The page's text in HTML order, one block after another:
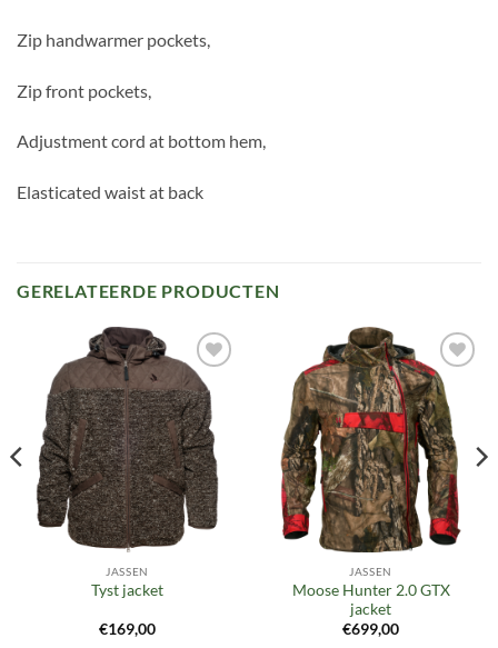
Zip handwarmer pockets,
Zip front pockets,
Adjustment cord at bottom hem,
Elasticated waist at back
GERELATEERDE PRODUCTEN
Toevoegen
aan
verlanglijst
JASSEN
Tyst jacket
€169,00
Toevoegen
aan
verlanglijst
JASSEN
Moose Hunter 2.0 GTX
jacket
€699,00